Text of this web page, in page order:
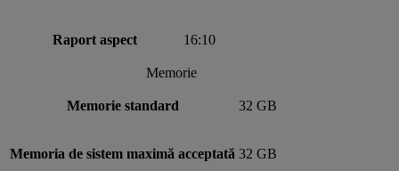
Raport aspect 16:10
Memorie
Memorie standard 32 GB
Memoria de sistem maximă acceptată 32 GB